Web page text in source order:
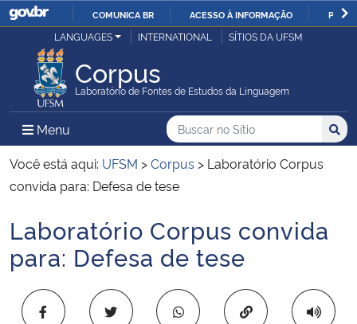
IR
COMUNICA BR ACESSO À INFORMAÇÃO
Ministério da Justiça e Segurança Pública
Ministério da Defesa
Ministério das Relações Exteriores
Ministério da Infraestrutura
LANGUAGES INTERNATIONAL SÍTIOS DA UFSM
Corpus
Laboratório de Fontes de Estudos da Linguagem
Menu Menu Principal do Sítio
Busca
Buscar no no Sítio
Busca:
Você está aqui: UFSM >Corpus > Laboratório Corpus
convida para: Defesa de tese
Início do conteúdo
Laboratório Corpus convida
para: Defesa de tese
Copiar para área